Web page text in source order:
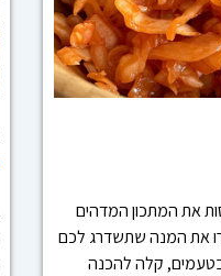
את המתכון המדהים
את המנה שתשדרג לכם
קלה להכנה